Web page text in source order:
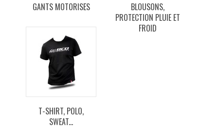
GANTS MOTORISES
BLOUSONS,
PROTECTION PLUIE ET
FROID
T-SHIRT, POLO,
SWEAT...